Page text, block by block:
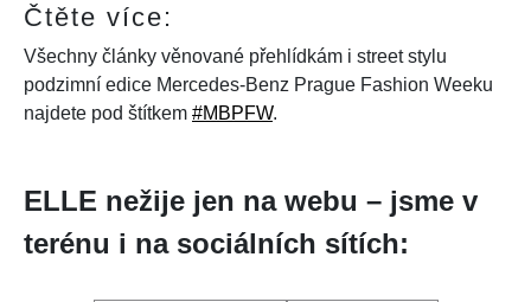
Čtěte více:
Všechny články věnované přehlídkám i street stylu
podzimní edice Mercedes-Benz Prague Fashion Weeku
najdete pod štítkem #MBPFW.
ELLE nežije jen na webu – jsme v
terénu i na sociálních sítích: